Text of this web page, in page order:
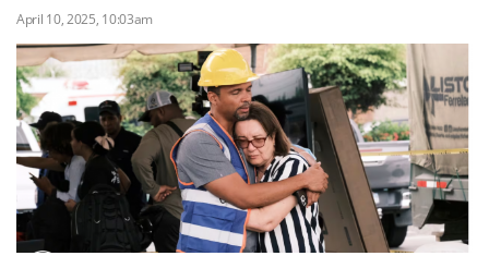
×
April 10, 2025, 10:03am